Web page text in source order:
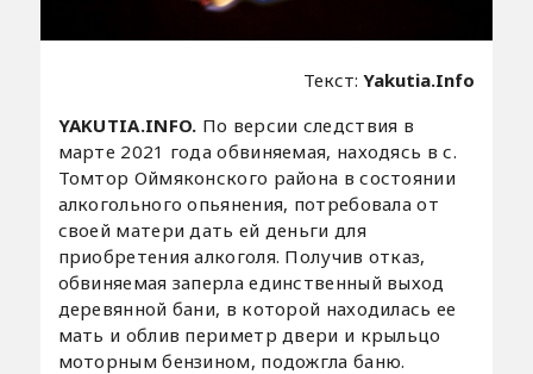
Текст:Yakutia.Info
YAKUTIA.INFO. По версии следствия в
марте 2021 года обвиняемая, находясь в с.
Томтор Оймяконского района в состоянии
алкогольного опьянения, потребовала от
своей матери дать ей деньги для
приобретения алкоголя. Получив отказ,
обвиняемая заперла единственный выход
деревянной бани, в которой находилась ее
мать и облив периметр двери и крыльцо
моторным бензином, подожгла баню.